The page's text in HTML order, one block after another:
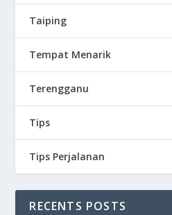
Taiping
Tempat Menarik
Terengganu
Tips
Tips Perjalanan
RECENTS POSTS